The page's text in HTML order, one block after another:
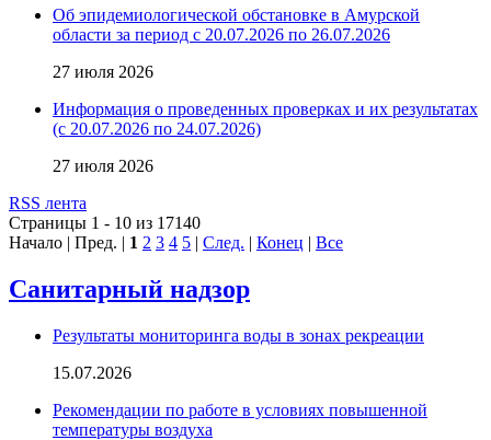
Об эпидемиологической обстановке в Амурской
области за период с 20.07.2026 по 26.07.2026
27 июля 2026
Информация о проведенных проверках и их результатах
(с 20.07.2026 по 24.07.2026)
27 июля 2026
RSS лента
Страницы 1 - 10 из 17140
Начало | Пред. | 1 2 3 4 5 | След. | Конец | Все
Санитарный надзор
Результаты мониторинга воды в зонах рекреации
15.07.2026
Рекомендации по работе в условиях повышенной
температуры воздуха